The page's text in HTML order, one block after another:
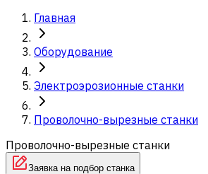
Главная
Оборудование
Электроэрозионные станки
Проволочно-вырезные станки
Проволочно-вырезные станки
Заявка на подбор станка